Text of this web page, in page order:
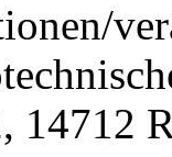
14712